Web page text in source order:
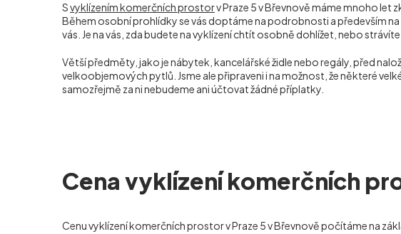
Svyklízením komerčních prostorv Praze 5 v Břevnově máme mnoho let
Během osobní prohlídky se vás doptáme na podrobnosti a především
vás. Je na vás, zda budete na vyklízení chtít osobně dohlížet, nebo
Větší předměty, jako je nábytek, kancelářské židle nebo regály, před
velkoobjemových pytlů. Jsme ale připraveni i na možnost, že některé
samozřejmě za ni nebudeme ani účtovat žádné příplatky.
Cena vyklízení komerčních
Cenu vyklízení komerčních prostor v Praze 5 v Břevnově počítáme na